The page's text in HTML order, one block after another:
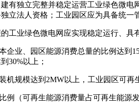
有独立完整并稳定运营工业绿色微
立法人资格；工业园区应为具备统一
的工业绿色微电网应实现稳定运行、
企业、园区能源消费总量的比例达到
30%以上；
机规模达到2MW以上，工业园区可再
例（可再生能源消费量占可再生能源